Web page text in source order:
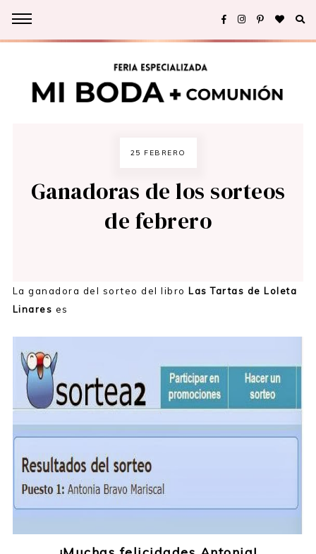
25 FEBRERO
Ganadoras de los sorteos
de febrero
La ganadora del sorteo del libro Las Tartas de Loleta
Linares es